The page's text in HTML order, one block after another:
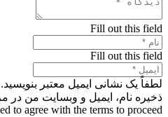
Fill out this field
Fill out this field
لطفاً یک نشانی ایمیل معتبر بنویسید.
ذخیره نام، ایمیل و وبسایت من در
to agree with the terms to proceed